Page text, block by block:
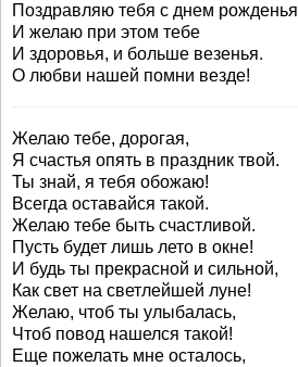
Поздравляю тебя с днем рожденья
И желаю при этом тебе
И здоровья, и больше везенья.
О любви нашей помни везде!
Желаю тебе, дорогая,
Я счастья опять в праздник твой.
Ты знай, я тебя обожаю!
Всегда оставайся такой.
Желаю тебе быть счастливой.
Пусть будет лишь лето в окне!
И будь ты прекрасной и сильной,
Как свет на светлейшей луне!
Желаю, чтоб ты улыбалась,
Чтоб повод нашелся такой!
Еще пожелать мне осталось,